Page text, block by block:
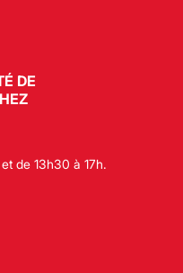
DE
de 13h30 à 17h.